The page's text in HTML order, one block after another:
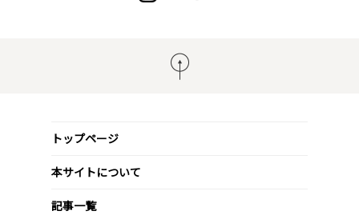
トップページ
本サイトについて
記事一覧